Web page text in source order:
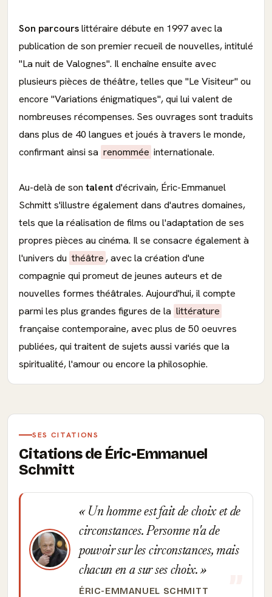
Son parcourslittéraire débute en 1997 avec la
publication de son premier recueil de nouvelles, intitulé
"La nuit de Valognes". Il enchaîne ensuite avec
plusieurs pièces de théâtre, telles que "Le Visiteur" ou
encore "Variations énigmatiques", qui lui valent de
nombreuses récompenses. Ses ouvrages sont traduits
dans plus de 40 langues et joués à travers le monde,
confirmant ainsi sa renommée internationale.
Au-delà de son talentd'écrivain, Éric-Emmanuel
Schmitt s'illustre également dans d'autres domaines,
tels que la réalisation de films ou l'adaptation de ses
propres pièces au cinéma. Il se consacre également à
l'univers du théâtre , avec la création d'une
compagnie qui promeut de jeunes auteurs et de
nouvelles formes théâtrales. Aujourd'hui, il compte
parmi les plus grandes figures de la littérature
française contemporaine, avec plus de 50 oeuvres
publiées, qui traitent de sujets aussi variés que la
spiritualité, l'amour ou encore la philosophie.
SES CITATIONS
Citations de Éric-Emmanuel
Schmitt
Un homme est fait de choix et de
circonstances. Personne n'a de
pouvoir sur les circonstances, mais
chacun en a sur ses choix.
ÉRIC-EMMANUEL SCHMITT